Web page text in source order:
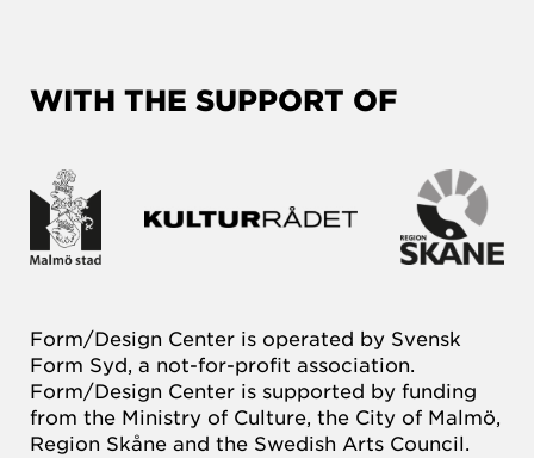
WITH THE SUPPORT OF
Form/Design Center is operated by Svensk
Form Syd, a not-for-profit association.
Form/Design Center is supported by funding
from the Ministry of Culture, the City of Malmö,
Region Skåne and the Swedish Arts Council.